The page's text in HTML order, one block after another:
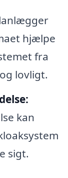
hjælpe
fra
lovligt.
kan
sigt.